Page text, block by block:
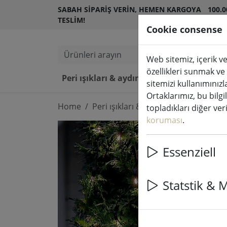
SABAH SIPARIŞ VERIN, HEMEN KARGOYA
TESLIM!
Ürünleri arayın
Peri ışıkları & aydınlatma LED
Home Peri ışıkları & aydınlatma Peri
Cookie consense
Web sitemiz, içerik
özellikleri sunmak
sitemizi
Ortaklarımız, bu
topladıkları diğer
koruması.
Essenziell
Statstik &